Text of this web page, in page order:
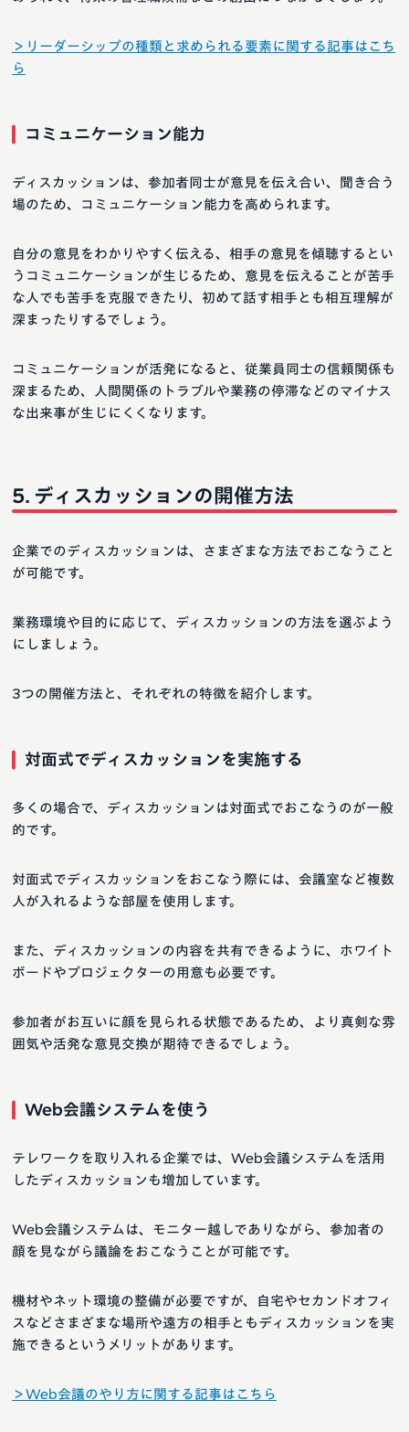
＞リーダーシップの種類と求められる要素に関する記事はこち
ら
コミュニケーション能力
ディスカッションは、参加者同士が意見を伝え合い、聞き合う
場のため、コミュニケーション能力を高められます。
自分の意見をわかりやすく伝える、相手の意見を傾聴するとい
うコミュニケーションが生じるため、意見を伝えることが苦手
な人でも苦手を克服できたり、初めて話す相手とも相互理解が
深まったりするでしょう。
コミュニケーションが活発になると、従業員同士の信頼関係も
深まるため、人間関係のトラブルや業務の停滞などのマイナス
な出来事が生じにくくなります。
ディスカッションの開催方法
企業でのディスカッションは、さまざまな方法でおこなうこと
が可能です。
業務環境や目的に応じて、ディスカッションの方法を選ぶよう
にしましょう。
3つの開催方法と、それぞれの特徴を紹介します。
対面式でディスカッションを実施する
多くの場合で、ディスカッションは対面式でおこなうのが一般
的です。
対面式でディスカッションをおこなう際には、会議室など複数
人が入れるような部屋を使用します。
また、ディスカッションの内容を共有できるように、ホワイト
ボードやプロジェクターの用意も必要です。
参加者がお互いに顔を見られる状態であるため、より真剣な雰
囲気や活発な意見交換が期待できるでしょう。
Web会議システムを使う
テレワークを取り入れる企業では、Web会議システムを活用
したディスカッションも増加しています。
Web会議システムは、モニター越しでありながら、参加者の
顔を見ながら議論をおこなうことが可能です。
機材やネット環境の整備が必要ですが、自宅やセカンドオフィ
スなどさまざまな場所や遠方の相手ともディスカッションを実
施できるというメリットがあります。
＞Web会議のやり方に関する記事はこちら